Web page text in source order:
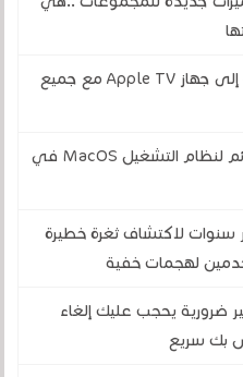
تطبيق يقوم بتحويل تلفازك إلى جهاز Apple TV مع جميع
كيفية تضيف شريط آبل العائم لنظام التشغيل MacOS في
لاكتشاف ثغرة خطيرة
لهجمات خفية
ضرورية يحجب عليك إلغاء
بك سريع